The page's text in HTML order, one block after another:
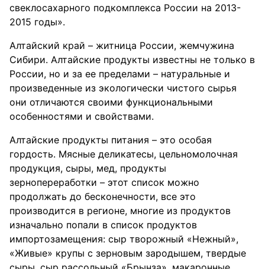
свеклосахарного подкомплекса России на 2013-
2015 годы».
Алтайский край – житница России, жемчужина
Сибири. Алтайские продукты известны не только в
России, но и за ее пределами – натуральные и
произведенные из экологически чистого сырья
они отличаются своими функциональными
особенностями и свойствами.
Алтайские продукты питания – это особая
гордость. Мясные деликатесы, цельномолочная
продукция, сыры, мед, продукты
зернопереработки – этот список можно
продолжать до бесконечности, все это
производится в регионе, многие из продуктов
изначально попали в список продуктов
импортозамещения: сыр творожный «Нежный»,
«Живые» крупы с зерновым зародышем, твердые